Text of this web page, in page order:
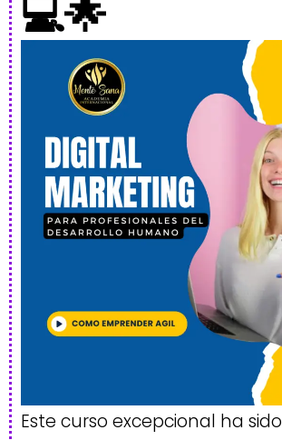
💻🌟
Este curso excepcional ha sido